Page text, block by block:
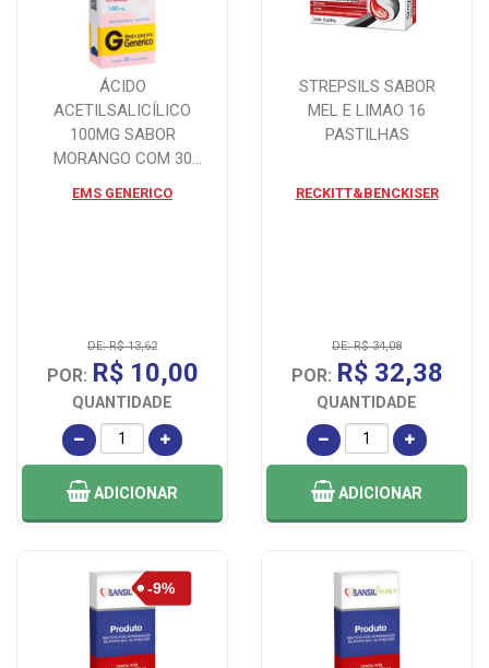
ÁCIDO
ACETILSALICÍLICO
100MG SABOR
MORANGO COM 30
EMS GENERICO
DE: R$ 13,62
POR: R$ 10,00
QUANTIDADE
ADICIONAR
STREPSILS SABOR
MEL E LIMAO 16
PASTILHAS
RECKITT&BENCKISER
DE: R$ 34,08
POR: R$ 32,38
QUANTIDADE
ADICIONAR